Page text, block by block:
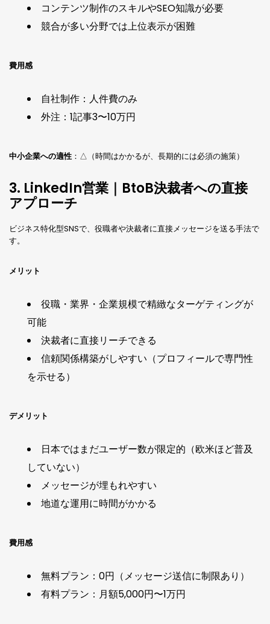
コンテンツ制作のスキルやSEO知識が必要
競合が多い分野では上位表示が困難
費用感
自社制作：人件費のみ
外注：1記事3〜10万円
中小企業への適性：△（時間はかかるが、長期的には必須の施策）
3. LinkedIn営業｜BtoB決裁者への直接
アプローチ
ビジネス特化型SNSで、役職者や決裁者に直接メッセージを送る手法で
す。
メリット
役職・業界・企業規模で精緻なターゲティングが
可能
決裁者に直接リーチできる
信頼関係構築がしやすい（プロフィールで専門性
を示せる）
デメリット
日本ではまだユーザー数が限定的（欧米ほど普及
していない）
メッセージが埋もれやすい
地道な運用に時間がかかる
費用感
無料プラン：0円（メッセージ送信に制限あり）
有料プラン：月額5,000円〜1万円